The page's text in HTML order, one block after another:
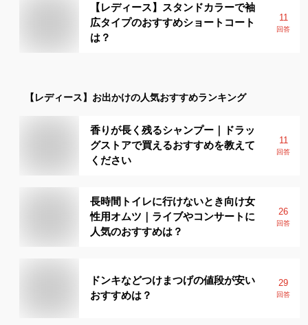
【レディース】スタンドカラーで袖
広タイプのおすすめショートコート
は？
11
回答
【レディース】 お出かけの人気おすすめランキング
香りが長く残るシャンプー｜ドラッ
グストアで買えるおすすめを教えて
ください
11
回答
長時間トイレに行けないとき向け女
性用オムツ｜ライブやコンサートに
人気のおすすめは？
26
回答
ドンキなどつけまつげの値段が安い
おすすめは？
29
回答